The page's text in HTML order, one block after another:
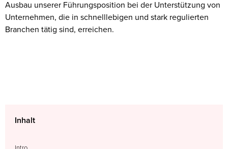
Ausbau unserer Führungsposition bei der Unterstützung von
Unternehmen, die in schnelllebigen und stark regulierten
Branchen tätig sind, erreichen.
Inhalt